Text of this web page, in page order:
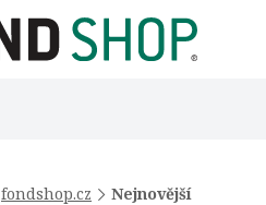
fondshop.cz Nejnovější